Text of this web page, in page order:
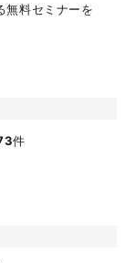
無料セミナーを
件